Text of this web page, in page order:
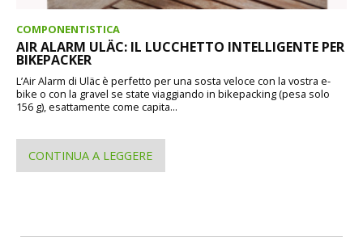
COMPONENTISTICA
AIR ALARM ULÄC: IL LUCCHETTO INTELLIGENTE PER
BIKEPACKER
L’Air Alarm di Uläc è perfetto per una sosta veloce con la vostra e-
bike o con la gravel se state viaggiando in bikepacking (pesa solo
156 g), esattamente come capita...
CONTINUA A LEGGERE